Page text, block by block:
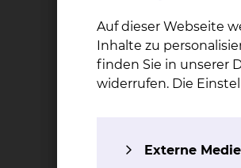
Betroffene mit sehr
NMR-Dünndarm, bei
und individuelle Therapie
Die Station Ost 4.2/H42
Auf dieser Webseite
Inhalte zu
finden Sie in unserer
widerrufen. Die
Externe